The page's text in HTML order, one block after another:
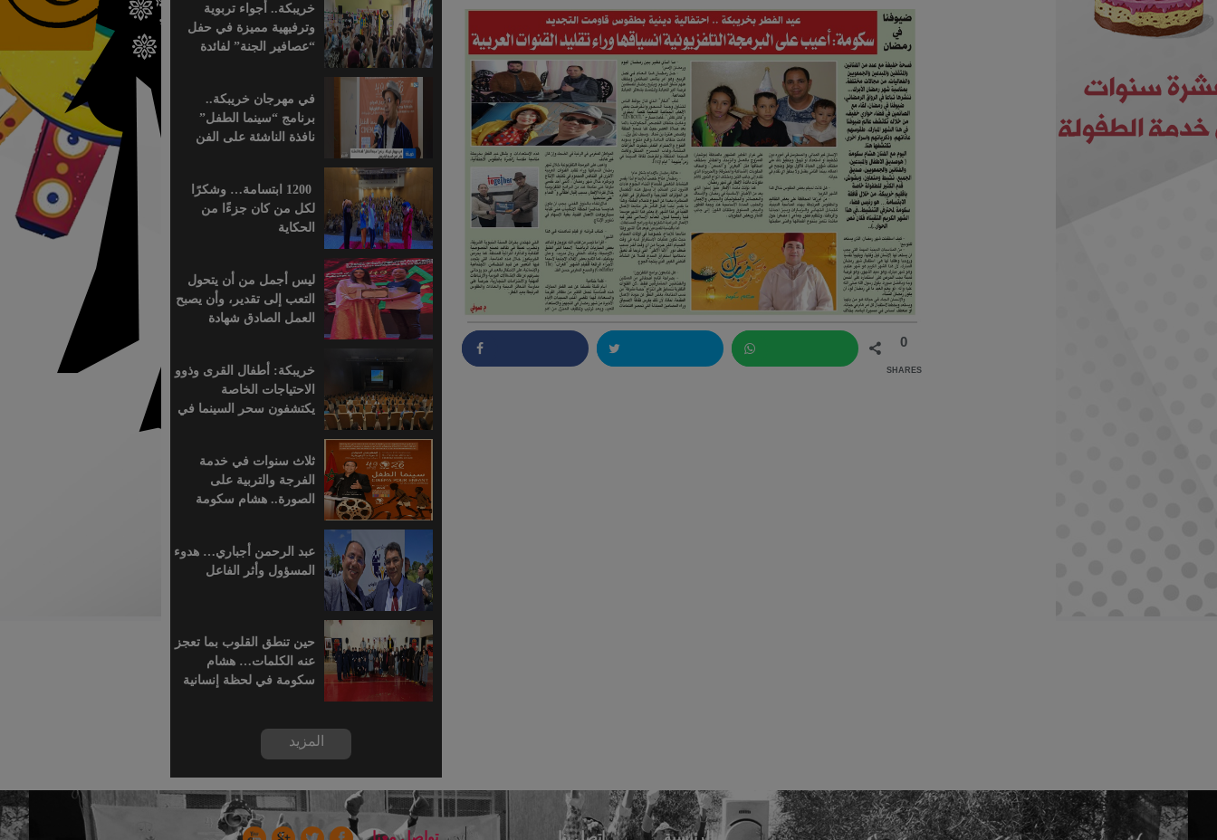
خريبكة.. أجواء تربوية
وترفيهية مميزة في حفل
“عصافير الجنة” لفائدة
في مهرجان خريبكة..
برنامج “سينما الطفل”
نافذة الناشئة على الفن
1200 ابتسامة… وشكرًا
لكل من كان جزءًا من
الحكاية
ليس أجمل من أن يتحول
التعب إلى تقدير، وأن يصبح
العمل الصادق شهادة
خريبكة: أطفال القرى وذوو
الاحتياجات الخاصة
يكتشفون سحر السينما في
ثلاث سنوات في خدمة
الفرجة والتربية على
الصورة.. هشام سكومة
عبد الرحمن أجباري… هدوء
المسؤول وأثر الفاعل
حين تنطق القلوب بما تعجز
عنه الكلمات… هشام
سكومة في لحظة إنسانية
المزيد
0
SHARES
الرئيسية اتصل بنا تواصل معنا